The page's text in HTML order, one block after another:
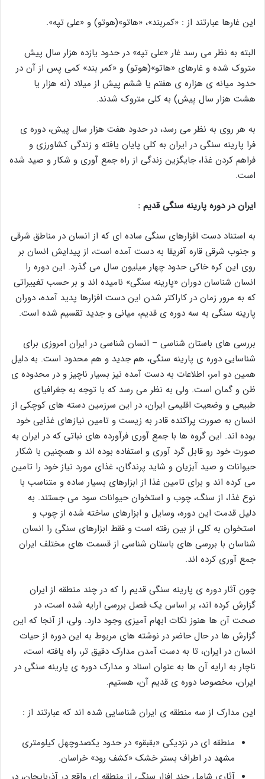
این غارها عبارتند از : «کمربند»، «هاتو»(هوتو) و «علی تپه».
البته به نظر می رسد غار «علی تپه» در حدود یازده هزار سال پیش
متروک شده و غارهای «هاتو»(هوتو) و «کمر بند» کمی پس از آن در
حدود میانه ی هزاره ی هفتم یا ششم پیش از میلاد (نه هزار یا
هشت هزار سال پیش) به کلی متروک شدند.
به هر روی به نظر می رسد، در حدود هفت هزار سال پیش، دوره ی
فرا پارینه سنگی در ایران به کلی پایان یافته و زندگی کشاورزی و
فراهم کردن غذا، جایگزین زندگی از راه جمع آوری و شکار و صید شده
است.
ایران در دوره پارینه سنگی قدیم :
به استناد دست افزارهای سنگی ساده ای که از انسان در مناطق شرقی
و جنوب شرقی قاره آفریقا به دست آمده است، از پیدایش انسان بر
روی این کره خاکی حدود چهار میلیون سال می گذرد. این دوره را
انسان شناسان دوران «پارینه سنگی» نامیده اند و بر حسب تغییراتی
که به مرور زمان در کاراکتر شدن این دست افزارها پدید آمده، دوران
پارینه سنگی به سه دوره ی قدیم، میانی و جدید تقسیم شده است.
بررسی های باستان شناسی – انسان شناسی در ایران امروزی برای
شناسایی دوره ی پارینه سنگی، هم جدید و هم محدود است. به دلیل
همین دو امر، اطلاعات به دست آمده نیز بسیار ناچیز و در محدوده ی
ظن و گمان است. ولی به نظر می رسد که با توجه به جغرافیای
طبیعی و وضعیت اقلیمی ایران، در این سرزمین دسته های کوچکی از
انسان به صورت پراکنده قادر به زیست و تامین نیازهای غذایی خود
بوده اند. این گروه ها با جمع آوری فرآورده های نباتی که در ایران به
صورت خود رو قابل گرد آوری و استفاده بوده اند و همچنین با شکار
حیوانات و صید آبزیان و شاید پرندگان، غذای مورد نیاز خود را تامین
می کرده اند و برای تامین غذا از ابزارهای بسیار ساده و متناسب با
نوع غذا، از سنگ، چوب و استخوان حیوانات سود می جستند. به
دلیل قدمت این دوره، وسایل و ابزارهای ساخته شده از چوب و
استخوان به کلی از بین رفته است و فقط ابزارهای سنگی را انسان
شناسان با بررسی های باستان شناسی از قسمت های مختلف ایران
جمع آوری کرده اند.
چون آثار دوره ی پارینه سنگی قدیم را که در چند منطقه از ایران
گزارش کرده اند، بر اساس یک فصل بررسی ارایه شده است، در
صحت آن ها هنوز نکات ابهام آمیزی وجود دارد. ولی، از آنجا که این
گزارش ها در حال حاضر در نوشته های مربوط به این دوره از حیات
انسان در ایران، تا به دست آمدن مدارک دقیق تر، راه یافته است،
ناچار به ارایه آن ها به عنوان اسناد و مدارک دوره ی پارینه سنگی در
ایران، مخصوصا دوره ی قدیم آن، هستیم.
این مدارک از سه منطقه ی ایران شناسایی شده اند که عبارتند از :
منطقه ای در نزدیکی «بقبقو» در حدود یکصدوچهل کیلومتری
مشهد در اطراف بستر خشک «کشف رود» خراسان.